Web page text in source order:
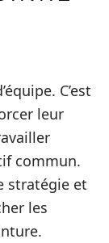
C’est
leur
commun.
stratégie et
les